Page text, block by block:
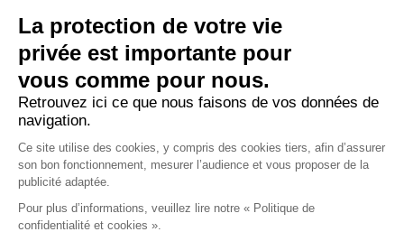
ANTIN RÉSIDENCES 2022 - Tous droits réservés
Accessibilité
Confidentialité
La protection de votre vie
privée est importante pour
vous comme pour nous.
Retrouvez ici ce que nous faisons de vos données de
navigation.
Ce site utilise des cookies, y compris des cookies tiers, afin d’assurer
son bon fonctionnement, mesurer l’audience et vous proposer de la
publicité adaptée.
Pour plus d’informations, veuillez lire notre « Politique de
confidentialité et cookies ».